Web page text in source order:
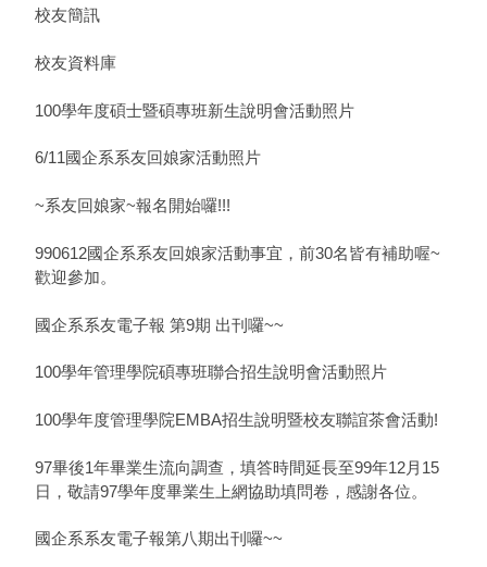
校友簡訊
校友資料庫
100學年度碩士暨碩專班新生說明會活動照片
6/11國企系系友回娘家活動照片
~系友回娘家~報名開始囉!!!
990612國企系系友回娘家活動事宜，前30名皆有補助喔~
歡迎參加。
國企系系友電子報 第9期 出刊囉~~
100學年管理學院碩專班聯合招生說明會活動照片
100學年度管理學院EMBA招生說明暨校友聯誼茶會活動!
97畢後1年畢業生流向調查，填答時間延長至99年12月15
日，敬請97學年度畢業生上網協助填問卷，感謝各位。
國企系系友電子報第八期出刊囉~~